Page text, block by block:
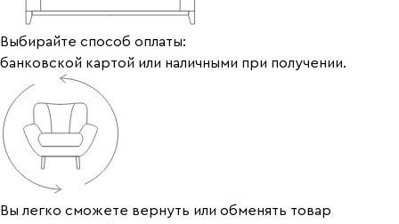
Выбирайте способ оплаты:
банковской картой или наличными при получении.
Вы легко сможете вернуть или обменять товар